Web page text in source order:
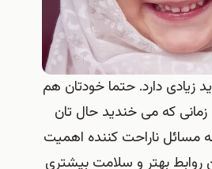
زیادی دارد. حتما خودتان هم
که می خندید حال تان
مسائل ناراحت کننده اهمیت
بهتر و سلامت بیشتری